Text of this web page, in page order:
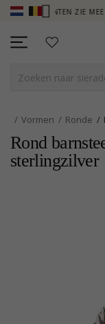
PUNTEN ZIE MEER - KLIK
Vormen Ronde
Rond
sterlingzilver